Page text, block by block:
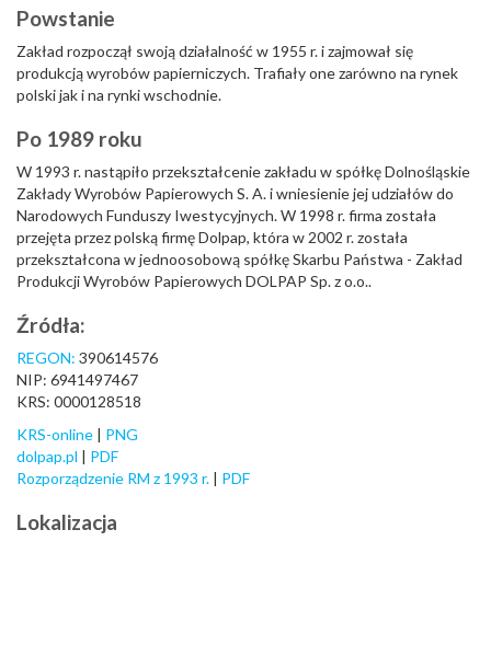
Powstanie
Zakład rozpoczął swoją działalność w 1955 r. i zajmował się
produkcją wyrobów papierniczych. Trafiały one zarówno na rynek
polski jak i na rynki wschodnie.
Po 1989 roku
W 1993 r. nastąpiło przekształcenie zakładu w spółkę Dolnośląskie
Zakłady Wyrobów Papierowych S. A. i wniesienie jej udziałów do
Narodowych Funduszy Iwestycyjnych. W 1998 r. firma została
przejęta przez polską firmę Dolpap, która w 2002 r. została
przekształcona w jednoosobową spółkę Skarbu Państwa - Zakład
Produkcji Wyrobów Papierowych DOLPAP Sp. z o.o..
Źródła:
REGON: 390614576
NIP: 6941497467
KRS: 0000128518
KRS-online | PNG
dolpap.pl | PDF
Rozporządzenie RM z 1993 r. | PDF
Lokalizacja